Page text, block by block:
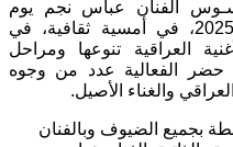
الفنان عباس نجم يوم
السبت 18 تشرين الأول/ أكتوبر 2025، في أمسية ثقافية، في
العراقية تنوعها ومراحل
حضر الفعالية عدد من وجوه
والغناء الأصيل.
بجميع الضيوف وبالفنان